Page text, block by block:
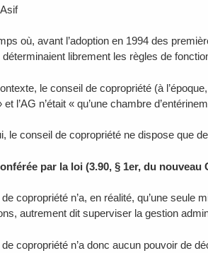
où, avant l’adoption en 1994 des
librement les règles de
le conseil de copropriété (à
l’AG n’était « qu’une chambre
le conseil de copropriété ne dispose que
par la loi (3.90, § 1er, du nouveau
copropriété n’a, en réalité, qu’une
autrement dit superviser la gestion
copropriété n’a donc aucun pouvoir de